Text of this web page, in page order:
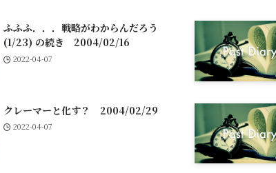
ふふふ．．．戦略がわからんだろう
(1/23) の続き 2004/02/16
2022-04-07
クレーマーと化す？ 2004/02/29
2022-04-07